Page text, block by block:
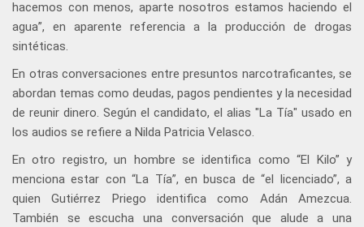
hacemos con menos, aparte nosotros estamos haciendo el
agua”, en aparente referencia a la producción de drogas
sintéticas.
En otras conversaciones entre presuntos narcotraficantes, se
abordan temas como deudas, pagos pendientes y la necesidad
de reunir dinero. Según el candidato, el alias "La Tía" usado en
los audios se refiere a Nilda Patricia Velasco.
En otro registro, un hombre se identifica como “El Kilo” y
menciona estar con “La Tía”, en busca de “el licenciado”, a
quien Gutiérrez Priego identifica como Adán Amezcua.
También se escucha una conversación que alude a una